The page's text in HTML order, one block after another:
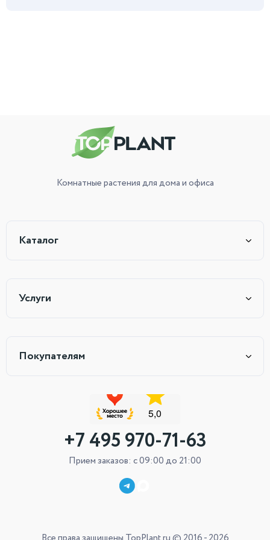
Комнатные растениядля дома и офиса
Каталог
Услуги
Покупателям
+7 495 970-71-63
Прием заказов: с 09:00 до 21:00